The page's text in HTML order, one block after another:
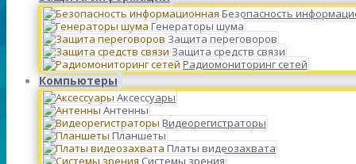
Безопасность
Генераторы шума
Защита переговоров
Защита средств связи
Радиомониторинг сетей
Компьютеры
Аксессуары
Антенны
Видеорегистраторы
Планшеты
Платы видеозахвата
Системы зрения